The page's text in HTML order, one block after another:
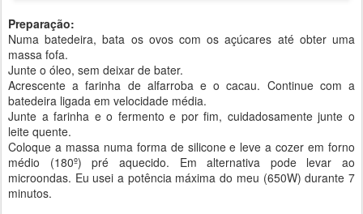
Preparação:
Numa batedeira, bata os ovos com os açúcares até obter uma
massa fofa.
Junte o óleo, sem deixar de bater.
Acrescente a farinha de alfarroba e o cacau. Continue com a
batedeira ligada em velocidade média.
Junte a farinha e o fermento e por fim, cuidadosamente junte o
leite quente.
Coloque a massa numa forma de silicone e leve a cozer em forno
médio (180º) pré aquecido. Em alternativa pode levar ao
microondas. Eu usei a potência máxima do meu (650W) durante 7
minutos.